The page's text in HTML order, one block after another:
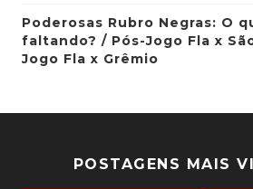
Poderosas Rubro Negras: O
faltando? / Pós-Jogo Fla x
Jogo Fla x Grêmio
POSTAGENS MAIS